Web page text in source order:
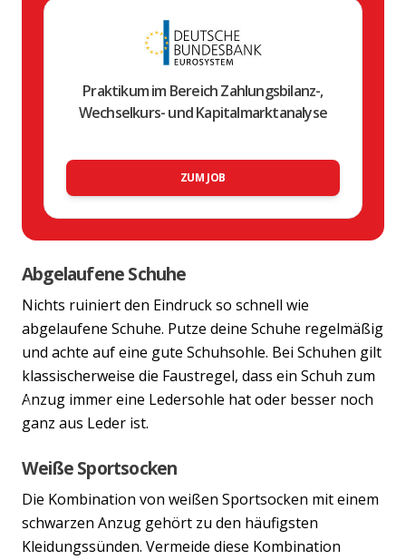
Previous
Praktikum im Bereich Zahlungsbilanz-,
Wechselkurs- und Kapitalmarktanalyse
ZUM JOB
Abgelaufene Schuhe
Nichts ruiniert den Eindruck so schnell wie
abgelaufene Schuhe. Putze deine Schuhe regelmäßig
und achte auf eine gute Schuhsohle. Bei Schuhen gilt
klassischerweise die Faustregel, dass ein Schuh zum
Anzug immer eine Ledersohle hat oder besser noch
ganz aus Leder ist.
Weiße Sportsocken
Die Kombination von weißen Sportsocken mit einem
schwarzen Anzug gehört zu den häufigsten
Kleidungssünden. Vermeide diese Kombination